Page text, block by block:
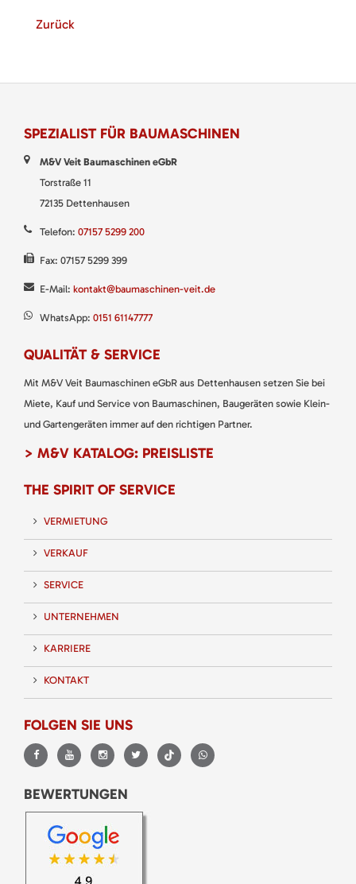
Zurück
SPEZIALIST FÜR BAUMASCHINEN
M&V Veit Baumaschinen eGbR
Torstraße 11
72135 Dettenhausen
Telefon: 07157 5299 200
Fax: 07157 5299 399
E-Mail: kontakt@baumaschinen-veit.de
WhatsApp: 0151 61147777
QUALITÄT & SERVICE
Mit M&V Veit Baumaschinen eGbR aus Dettenhausen setzen Sie bei
Miete, Kauf und Service von Baumaschinen, Baugeräten sowie Klein-
und Gartengeräten immer auf den richtigen Partner.
> M&V KATALOG: PREISLISTE
THE SPIRIT OF SERVICE
VERMIETUNG
VERKAUF
SERVICE
UNTERNEHMEN
KARRIERE
KONTAKT
FOLGEN SIE UNS
BEWERTUNGEN